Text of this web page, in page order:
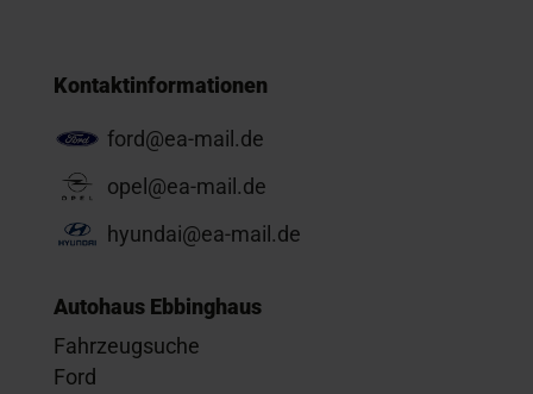
Kontaktinformationen
ford@ea-mail.de
opel@ea-mail.de
hyundai@ea-mail.de
Autohaus Ebbinghaus
Fahrzeugsuche
Ford